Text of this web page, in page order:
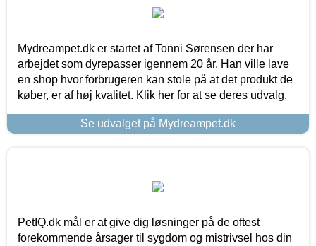
Mydreampet.dk er startet af Tonni Sørensen der har
arbejdet som dyrepasser igennem 20 år. Han ville lave
en shop hvor forbrugeren kan stole på at det produkt de
køber, er af høj kvalitet. Klik her for at se deres udvalg.
Se udvalget på Mydreampet.dk
PetIQ.dk mål er at give dig løsninger på de oftest
forekommende årsager til sygdom og mistrivsel hos din